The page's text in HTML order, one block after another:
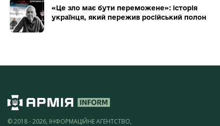
«Це зло має бути переможене»: історія
українця, який пережив російський полон
© 2018 - 2026, ІНФОРМАЦІЙНЕ АГЕНТСТВО,